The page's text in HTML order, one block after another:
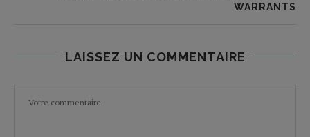
WARRANTS
LAISSEZ UN COMMENTAIRE